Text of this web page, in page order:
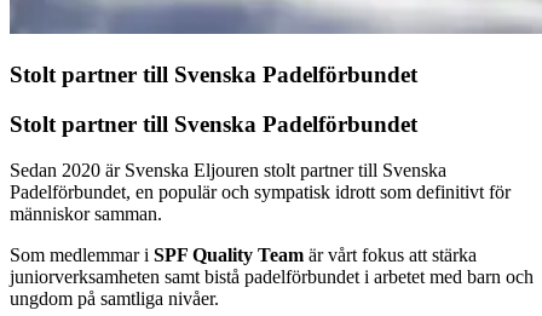
Stolt partner till Svenska Padelförbundet
Stolt partner till Svenska Padelförbundet
Sedan 2020 är Svenska Eljouren stolt partner till Svenska
Padelförbundet, en populär och sympatisk idrott som definitivt för
människor samman.
Som medlemmar i SPF Quality Team är vårt fokus att stärka
juniorverksamheten samt bistå padelförbundet i arbetet med barn och
ungdom på samtliga nivåer.